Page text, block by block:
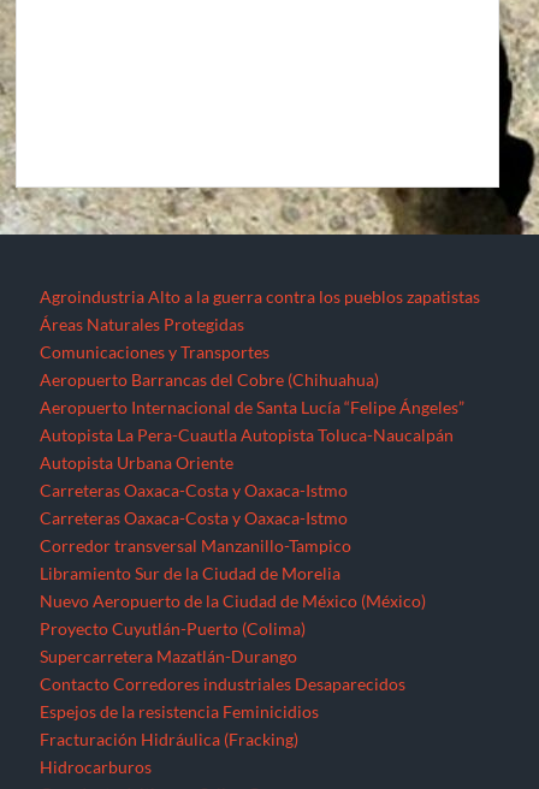
Agroindustria Alto a la guerra contra los pueblos zapatistas
Áreas Naturales Protegidas
Comunicaciones y Transportes
Aeropuerto Barrancas del Cobre (Chihuahua)
Aeropuerto Internacional de Santa Lucía “Felipe Ángeles”
Autopista La Pera-Cuautla Autopista Toluca-Naucalpán
Autopista Urbana Oriente
Carreteras Oaxaca-Costa y Oaxaca-Istmo
Carreteras Oaxaca-Costa y Oaxaca-Istmo
Corredor transversal Manzanillo-Tampico
Libramiento Sur de la Ciudad de Morelia
Nuevo Aeropuerto de la Ciudad de México (México)
Proyecto Cuyutlán-Puerto (Colima)
Supercarretera Mazatlán-Durango
Contacto Corredores industriales Desaparecidos
Espejos de la resistencia Feminicidios
Fracturación Hidráulica (Fracking)
Hidrocarburos